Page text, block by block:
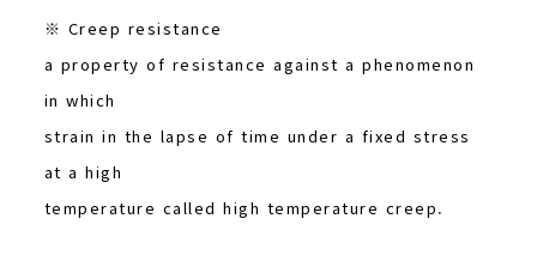
※ Creep resistance
a property of resistance against a phenomenon
in which
strain in the lapse of time under a fixed stress
at a high
temperature called high temperature creep.